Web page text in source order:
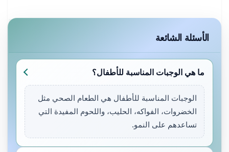
الأسئلة الشائعة
ما هي الوجبات المناسبة للأطفال؟
الوجبات المناسبة للأطفال هي الطعام الصحي مثل
الخضروات، الفواكه، الحليب، واللحوم المفيدة التي
تساعدهم على النمو.